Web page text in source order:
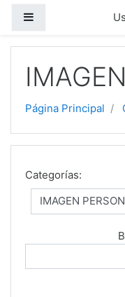
Página Principal
Categorías: